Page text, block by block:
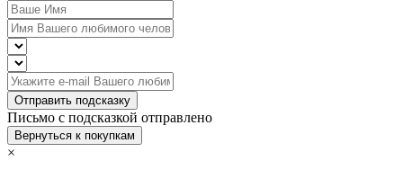
Отправить подсказку
Письмо с подсказкой отправлено
Вернуться к покупкам
×